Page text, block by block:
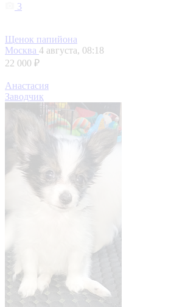
3
Щенок папийона
Москва 4 августа, 08:18
22 000 ₽
Анастасия
Заводчик